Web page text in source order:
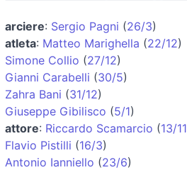
arciere: Sergio Pagni (26/3)
atleta: Matteo Marighella (22/12)
Simone Collio (27/12)
Gianni Carabelli (30/5)
Zahra Bani (31/12)
Giuseppe Gibilisco (5/1)
attore: Riccardo Scamarcio (13/11
Flavio Pistilli (16/3)
Antonio Ianniello (23/6)